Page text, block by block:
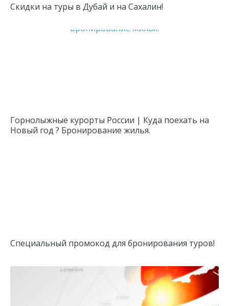
Скидки на туры в Дубай и на Сахалин!
Горнолыжные курорты России | Куда поехать на
Новый год ? Бронирование жилья.
Специальный промокод для бронирования туров!